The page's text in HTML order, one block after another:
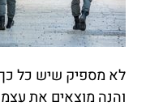
לא מספיק שיש כל
והנה מוצאים את